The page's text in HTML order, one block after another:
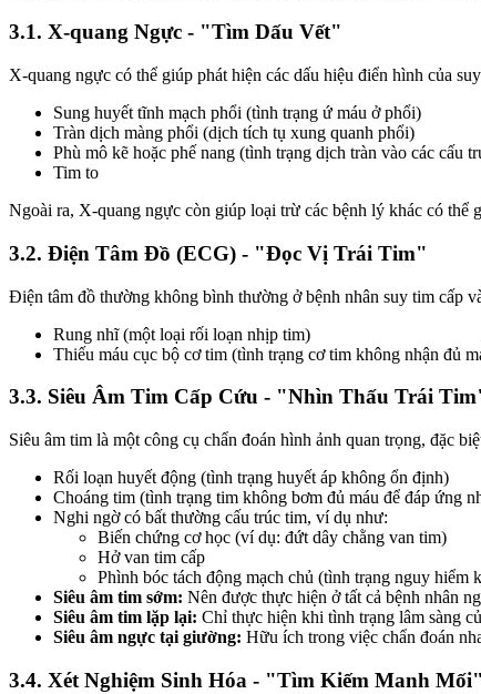
3.1. X-quang Ngực - "Tìm Dấu Vết"
X-quang ngực có thể giúp phát hiện các dấu hiệu điển hình của
Sung huyết tĩnh mạch phổi (tình trạng ứ máu ở phổi)
Tràn dịch màng phổi (dịch tích tụ xung quanh phổi)
Phù mô kẽ hoặc phế nang (tình trạng dịch tràn vào các cấu
Tim to
Ngoài ra, X-quang ngực còn giúp loại trừ các bệnh lý khác có thể
3.2. Điện Tâm Đồ (ECG) - "Đọc Vị Trái Tim"
Điện tâm đồ thường không bình thường ở bệnh nhân suy tim cấp
Rung nhĩ (một loại rối loạn nhịp tim)
Thiếu máu cục bộ cơ tim (tình trạng cơ tim không nhận đủ
3.3. Siêu Âm Tim Cấp Cứu - "Nhìn Thấu Trái
Siêu âm tim là một công cụ chẩn đoán hình ảnh quan trọng, đặc
Rối loạn huyết động (tình trạng huyết áp không ổn định)
Choáng tim (tình trạng tim không bơm đủ máu để đáp ứng
Nghi ngờ có bất thường cấu trúc tim, ví dụ như:
Biến chứng cơ học (ví dụ: đứt dây chằng van tim)
Hở van tim cấp
Phình bóc tách động mạch chủ (tình trạng nguy hiểm
Siêu âm tim sớm: Nên được thực hiện ở tất cả bệnh nhân
Siêu âm tim lặp lại: Chỉ thực hiện khi tình trạng lâm sàng
Siêu âm ngực tại giường: Hữu ích trong việc chẩn đoán
3.4. Xét Nghiệm Sinh Hóa - "Tìm Kiếm Manh Mối"